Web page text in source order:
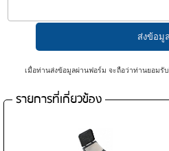
เมื่อท่านส่งข้อมูลผ่านฟอร์ม จะถือว่าท่านยอมรั
รายการที่เกี่ยวข้อง